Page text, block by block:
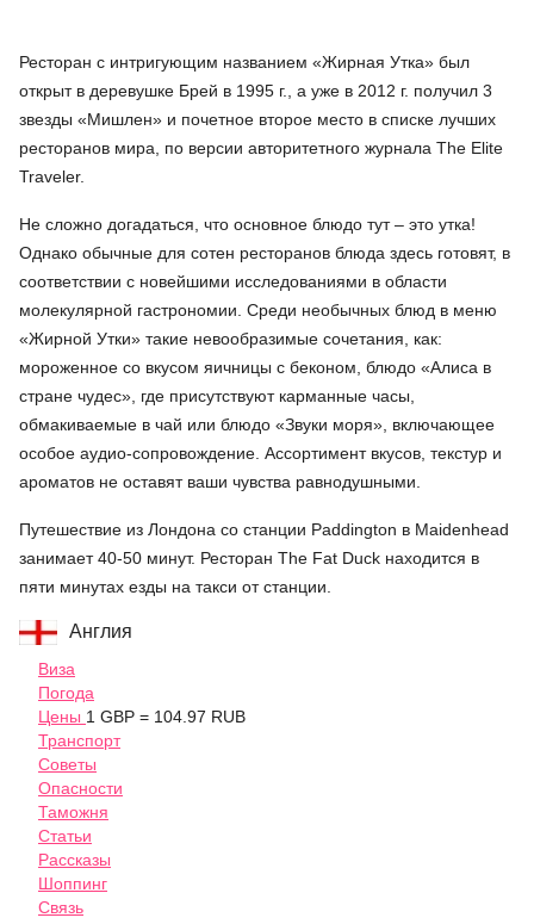
Ресторан с интригующим названием «Жирная Утка» был
открыт в деревушке Брей в 1995 г., а уже в 2012 г. получил 3
звезды «Мишлен» и почетное второе место в списке лучших
ресторанов мира, по версии авторитетного журнала The Elite
Traveler.
Не сложно догадаться, что основное блюдо тут – это утка!
Однако обычные для сотен ресторанов блюда здесь готовят, в
соответствии с новейшими исследованиями в области
молекулярной гастрономии. Среди необычных блюд в меню
«Жирной Утки» такие невообразимые сочетания, как:
мороженное со вкусом яичницы с беконом, блюдо «Алиса в
стране чудес», где присутствуют карманные часы,
обмакиваемые в чай или блюдо «Звуки моря», включающее
особое аудио-сопровождение. Ассортимент вкусов, текстур и
ароматов не оставят ваши чувства равнодушными.
Путешествие из Лондона со станции Paddington в Maidenhead
занимает 40-50 минут. Ресторан The Fat Duck находится в
пяти минутах езды на такси от станции.
Англия
Виза
Погода
Цены 1 GBP = 104.97 RUB
Транспорт
Советы
Опасности
Таможня
Статьи
Рассказы
Шоппинг
Связь